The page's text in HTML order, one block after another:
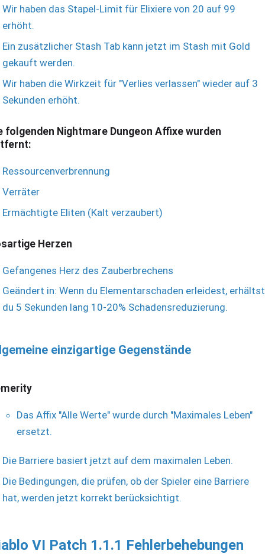
Wir haben das Stapel-Limit für Elixiere von 20 auf 99
erhöht.
Ein zusätzlicher Stash Tab kann jetzt im Stash mit Gold
gekauft werden.
Wir haben die Wirkzeit für "Verlies verlassen" wieder auf 3
Sekunden erhöht.
folgenden Nightmare Dungeon Affixe wurden
Ressourcenverbrennung
Verräter
Ermächtigte Eliten (Kalt verzaubert)
Herzen
Gefangenes Herz des Zauberbrechens
Geändert in: Wenn du Elementarschaden erleidest, erhältst
du 5 Sekunden lang 10-20% Schadensreduzierung.
einzigartige Gegenstände
Das Affix "Alle Werte" wurde durch "Maximales Leben"
ersetzt.
Die Barriere basiert jetzt auf dem maximalen Leben.
Die Bedingungen, die prüfen, ob der Spieler eine Barriere
hat, werden jetzt korrekt berücksichtigt.
VI Patch 1.1.1 Fehlerbehebungen